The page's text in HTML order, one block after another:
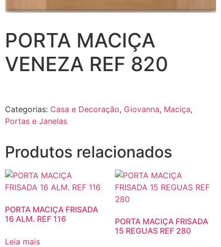
PORTA MACIÇA
VENEZA REF 820
Categorias: Casa e Decoração, Giovanna, Maciça,
Portas e Janelas
Produtos relacionados
PORTA MACIÇA FRISADA
16 ALM. REF 116
Leia mais
PORTA MACIÇA FRISADA
15 REGUAS REF 280